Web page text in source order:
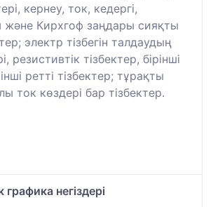
кернеу, ток, кедергі,
Кирхгоф заңдары сияқты
электр тізбегін талдаудың
резистивтік тізбектер, бірінші
ретті тізбектер; тұрақты
ток көздері бар тізбектер.
негіздері